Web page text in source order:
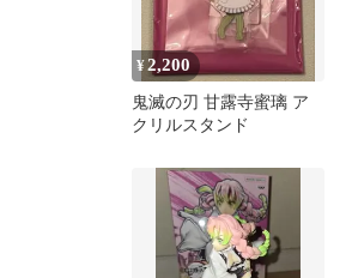
¥2,200
鬼滅の刃 甘露寺蜜璃 ア
クリルスタンド